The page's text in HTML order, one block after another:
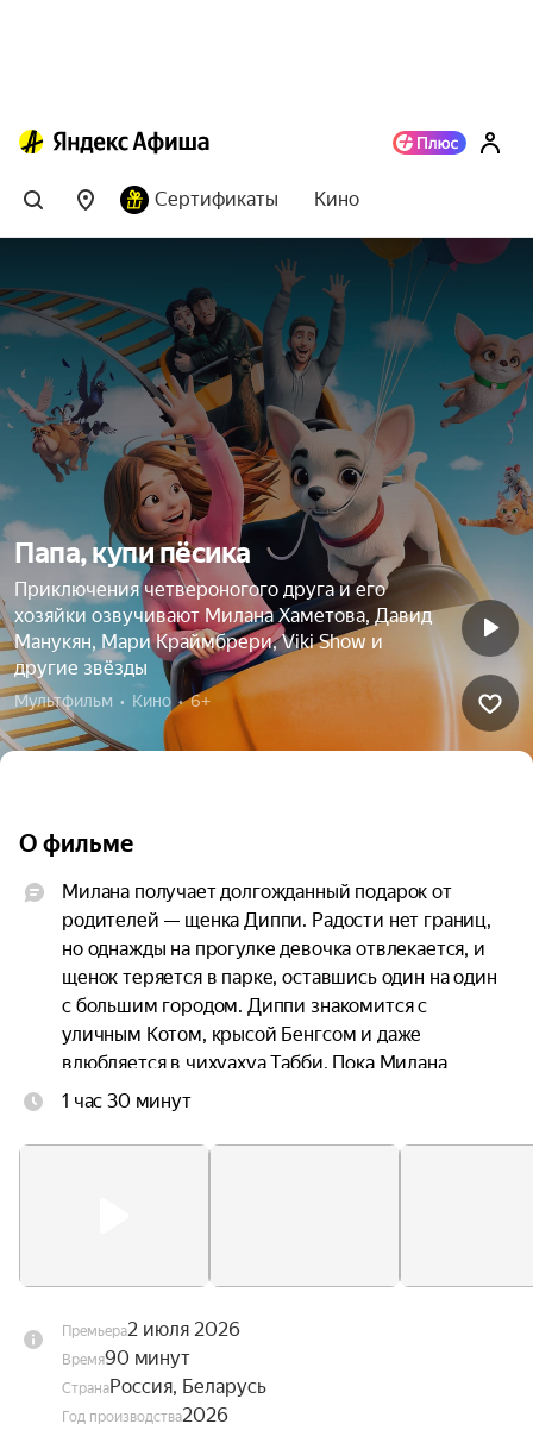
Сертификаты Кино
Папа, купи пёсика
Приключения четвероногого друга и его
хозяйки озвучивают Милана Хаметова, Давид
Манукян, Мари Краймбрери, Viki Show и
другие звёзды
Мультфильм  •  Кино  •  6+
О фильме
Милана получает долгожданный подарок от
родителей — щенка Диппи. Радости нет границ,
но однажды на прогулке девочка отвлекается, и
щенок теряется в парке, оставшись один на один
с большим городом. Диппи знакомится с
уличным Котом, крысой Бенгсом и даже
влюбляется в чихуахуа Табби. Пока Милана
ведёт поиски любимого песика, Диппи ждут
предстоит стать настоящим героем, способным
1 час 30 минут
Премьера2 июля 2026
Время90 минут
СтранаРоссия, Беларусь
Год производства2026